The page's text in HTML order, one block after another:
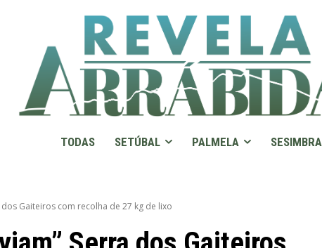
TODAS SETÚBAL PALMELA SESIMBRA
Gaiteiros com recolha de 27 kg de lixo